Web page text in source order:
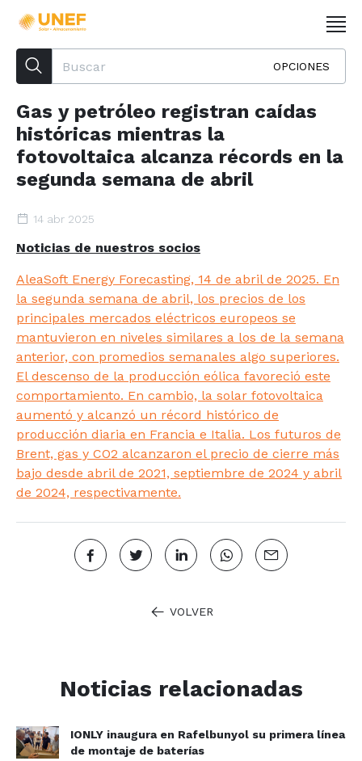
OPCIONES
Gas y petróleo registran caídas
históricas mientras la
fotovoltaica alcanza récords en la
segunda semana de abril
14 abr 2025
Noticias de nuestros socios
AleaSoft Energy Forecasting, 14 de abril de 2025. En
la segunda semana de abril, los precios de los
principales mercados eléctricos europeos se
mantuvieron en niveles similares a los de la semana
anterior, con promedios semanales algo superiores.
El descenso de la producción eólica favoreció este
comportamiento. En cambio, la solar fotovoltaica
aumentó y alcanzó un récord histórico de
producción diaria en Francia e Italia. Los futuros de
Brent, gas y CO2 alcanzaron el precio de cierre más
bajo desde abril de 2021, septiembre de 2024 y abril
de 2024, respectivamente.
VOLVER
Noticias relacionadas
IONLY inaugura en Rafelbunyol su primera línea
de montaje de baterías